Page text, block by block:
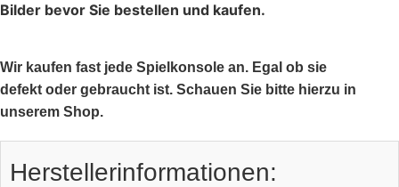
Bilder bevor Sie bestellen und kaufen.
Wir kaufen fast jede Spielkonsole an. Egal ob sie
defekt oder gebraucht ist. Schauen Sie bitte hierzu in
unserem Shop.
Herstellerinformationen: